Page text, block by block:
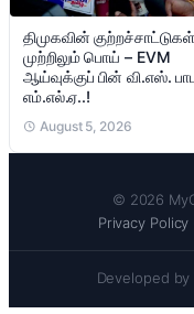
திமுகவின் குற்றச்சாட்டுகள்
முற்றிலும் பொய் – EVM
ஆய்வுக்குப் பின் வி.எஸ்.
எம்.எல்.ஏ..!
August 5, 2026
© 2026
Privacy Policy
Developed by